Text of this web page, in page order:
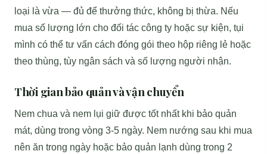
loại là vừa — đủ để thưởng thức, không bị thừa. Nếu
mua số lượng lớn cho đối tác công ty hoặc sự kiện, tụi
mình có thể tư vấn cách đóng gói theo hộp riêng lẻ hoặc
theo thùng, tùy ngân sách và số lượng người nhận.
Thời gian bảo quản và vận chuyển
Nem chua và nem lụi giữ được tốt nhất khi bảo quản
mát, dùng trong vòng 3-5 ngày. Nem nướng sau khi mua
nên ăn trong ngày hoặc bảo quản lạnh dùng trong 2